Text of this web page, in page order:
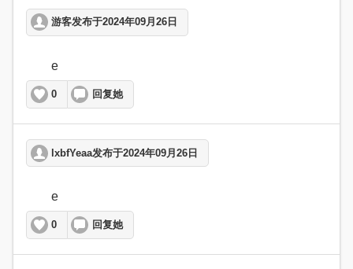
游客发布于2024年09月26日
	e
0 回复她
lxbfYeaa发布于2024年09月26日
	e
0 回复她